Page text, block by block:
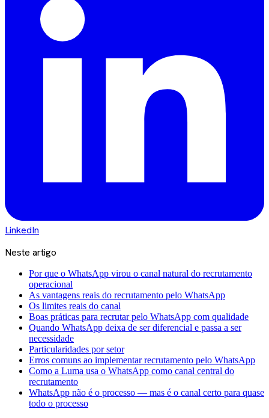
LinkedIn
Neste artigo
Por que o WhatsApp virou o canal natural do recrutamento
operacional
As vantagens reais do recrutamento pelo WhatsApp
Os limites reais do canal
Boas práticas para recrutar pelo WhatsApp com qualidade
Quando WhatsApp deixa de ser diferencial e passa a ser
necessidade
Particularidades por setor
Erros comuns ao implementar recrutamento pelo WhatsApp
Como a Luma usa o WhatsApp como canal central do
recrutamento
WhatsApp não é o processo — mas é o canal certo para quase
todo o processo